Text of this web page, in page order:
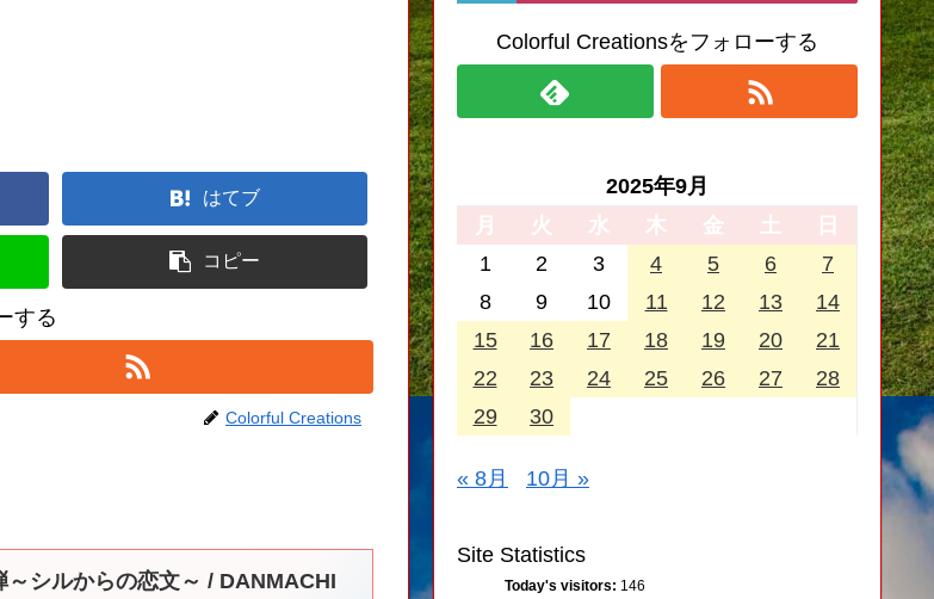
はてブ
コピー
する
Colorful Creations
シルからの恋文～ / DANMACHI
Colorful Creationsをフォローする
2025年9月
月
火 水 木 金 土
日
1
2 3 4 5 6
7
8
9 10 11 12 13
14
15
16 17 18 19 20
21
22
23 24 25 26 27
28
29
30
« 8月 10月 »
Site Statistics
Today's visitors: 146